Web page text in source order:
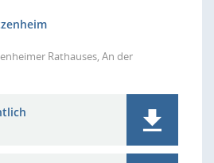
Rathauses, An der